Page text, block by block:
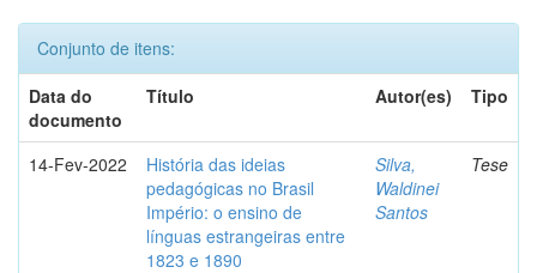
Conjunto de itens:
Data do
documento
Título Autor(es) Tipo
14-Fev-2022
História das ideias
pedagógicas no Brasil
Império: o ensino de
línguas estrangeiras entre
1823 e 1890
Silva,
Waldinei
Santos
Tese